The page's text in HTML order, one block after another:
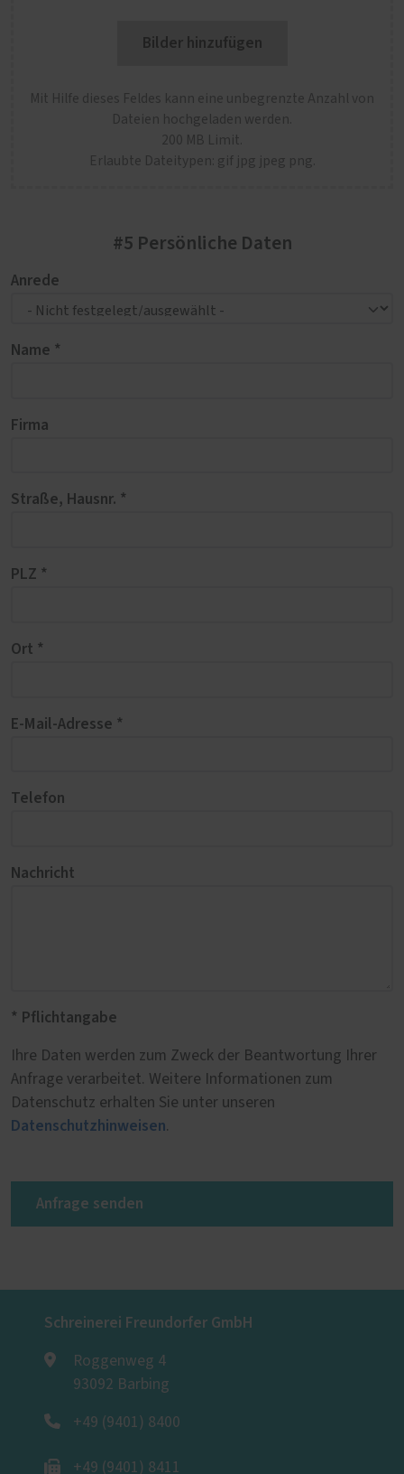
Bilder hinzufügen
Mit Hilfe dieses Feldes kann eine unbegrenzte Anzahl von
Dateien hochgeladen werden.
200 MB Limit.
Erlaubte Dateitypen: gif jpg jpeg png.
#5 Persönliche Daten
Anrede
Name *
Firma
Straße, Hausnr. *
PLZ *
Ort *
E-Mail-Adresse *
Telefon
Nachricht
* Pflichtangabe
Ihre Daten werden zum Zweck der Beantwortung Ihrer
Anfrage verarbeitet. Weitere Informationen zum
Datenschutz erhalten Sie unter unseren
Datenschutzhinweisen.
Anfrage senden
Schreinerei Freundorfer GmbH
Roggenweg 4
93092 Barbing
+49 (9401) 8400
+49 (9401) 8411